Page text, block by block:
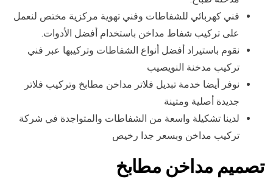
فني كهربائي للشفاطات وفني تهوية مركزية مختص لنعمل
على تركيب شفاط مداخن باستخدام أفضل الأدوات.
نقوم باستيراد أفضل أنواع الشفاطات وتركيبها عبر فني
تركيب مدخنة النويصيب
نوفر أيضا خدمة تبديل فلاتر مداخن مطابخ وتركيب فلاتر
جديدة أصلية ومتينة
لدينا تشكيلة واسعة من الشفاطات والمتواجدة في شركة
تركيب مداخن وبسعر جدا رخيص
تصميم مداخن مطابخ